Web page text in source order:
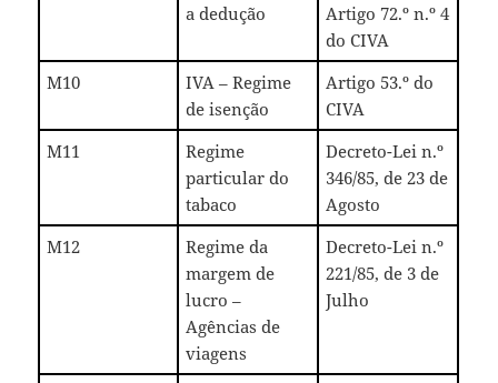
a dedução
Artigo 72.º n.º 4
do CIVA
M10
IVA – Regime
de isenção
Artigo 53.º do
CIVA
M11
Regime
particular do
tabaco
Decreto-Lei n.º
346/85, de 23 de
Agosto
M12
Regime da
margem de
lucro –
Agências de
viagens
Decreto-Lei n.º
221/85, de 3 de
Julho